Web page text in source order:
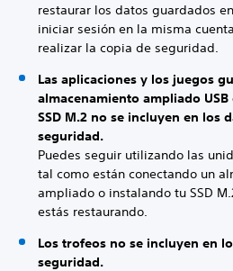
restaurar los datos guardados
iniciar sesión en la misma
realizar la copia de seguridad.
Las aplicaciones y los juegos
almacenamiento ampliado
SSD M.2 no se incluyen en los
seguridad.
Puedes seguir utilizando las
tal como están conectando un
ampliado o instalando tu SSD
estás restaurando.
Los trofeos no se incluyen en
seguridad.